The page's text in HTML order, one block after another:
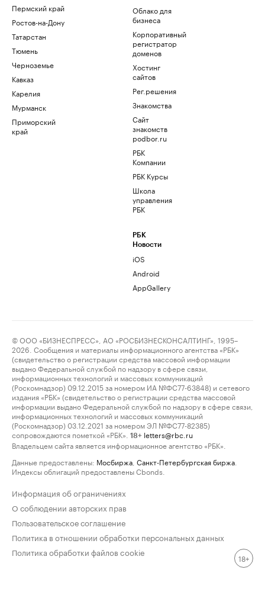
Пермский край
Ростов-на-Дону
Татарстан
Тюмень
Черноземье
Кавказ
Карелия
Мурманск
Приморский
край
Облако для
бизнеса
Корпоративный
регистратор
доменов
Хостинг
сайтов
Рег.решения
Знакомства
Сайт
знакомств
podbor.ru
РБК
Компании
РБК Курсы
Школа
управления
РБК
РБК
Новости
iOS
Android
AppGallery
© ООО «БИЗНЕСПРЕСС», АО «РОСБИЗНЕСКОНСАЛТИНГ», 1995–
2026. Сообщения и материалы информационного агентства «РБК»
(свидетельство о регистрации средства массовой информации
выдано Федеральной службой по надзору в сфере связи,
информационных технологий и массовых коммуникаций
(Роскомнадзор) 09.12.2015 за номером ИА №ФС77-63848) и сетевого
издания «РБК» (свидетельство о регистрации средства массовой
информации выдано Федеральной службой по надзору в сфере связи,
информационных технологий и массовых коммуникаций
(Роскомнадзор) 03.12.2021 за номером ЭЛ №ФС77-82385)
сопровождаются пометкой «РБК».
18+ letters@rbc.ru
Владельцем сайта является информационное агентство «РБК».
Данные предоставлены: Мосбиржа Санкт-Петербургская биржа
Индексы облигаций предоставлены Cbonds.
Информация об ограничениях
О соблюдении авторских прав
Пользовательское соглашение
Политика в отношении обработки персональных данных
Политика обработки файлов cookie
18+